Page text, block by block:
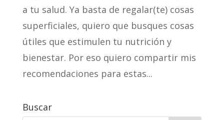
a tu salud. Ya basta de regalar(te) cosas
superficiales, quiero que busques cosas
útiles que estimulen tu nutrición y
bienestar. Por eso quiero compartir mis
recomendaciones para estas...
Buscar